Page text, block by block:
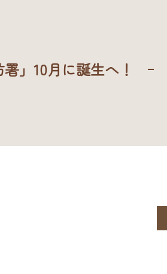
署」10月に誕生へ！